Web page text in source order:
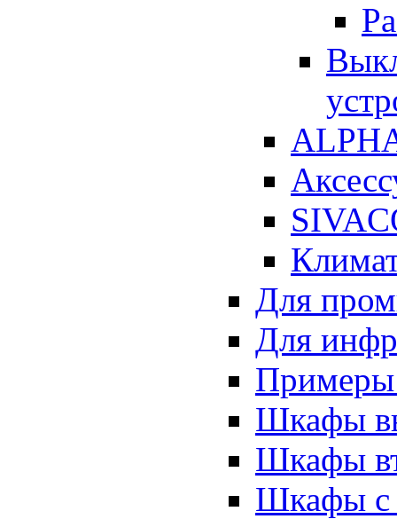
Для
Для
Примеры
Шкафы
Шкафы
Шкафы с